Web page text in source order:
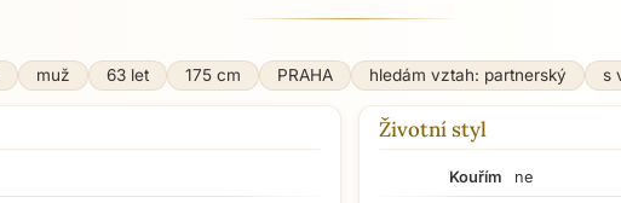
muž 63 let 175 cm PRAHA hledám vztah: partnerský s
Životní styl
Kouřím
ne